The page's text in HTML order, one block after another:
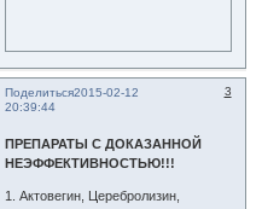
Поделиться 3
2015-02-12
20:39:44
ПРЕПАРАТЫ С ДОКАЗАННОЙ
НЕЭФФЕКТИВНОСТЬЮ!!!
1. Актовегин, Церебролизин,